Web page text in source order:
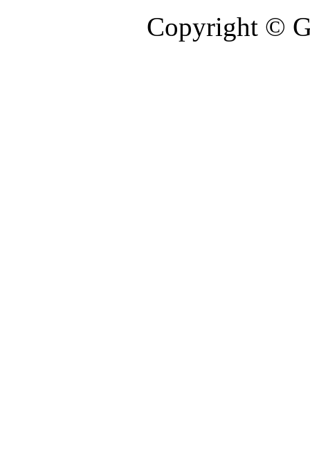
Copyright ©